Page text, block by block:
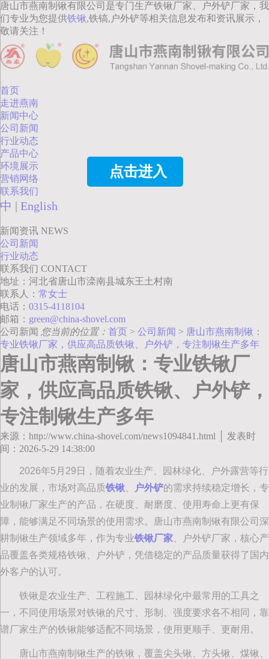
点击进入
唐山市燕南制锹有限公司是专门生产铁锹厂家、户外铲厂家，我
们专业为您提供铁锹,铁镐,户外铲等相关信息发布和资讯展示，
敬请关注！
首页
走进燕南
新闻中心
公司新闻
行业动态
产品中心
环境展示
营销网络
联系我们
中 | English
新闻资讯 NEWS
公司新闻
行业动态
联系我们 CONTACT
地址：河北省唐山市滦南县城东王土村南
联系人： 常女士
电话： 0315-4118104
邮箱： green@china-shovel.com
公司新闻 您当前的位置： 首页 > 公司新闻 > 唐山市燕南制锹：
专业铁锹厂家，供应高品质铁锹、户外铲，专注制锹生产多年
唐山市燕南制锹：专业铁锹厂
家，供应高品质铁锹、户外铲，
专注制锹生产多年
来源：http://www.china-shovel.com/news1094841.html │ 发表时
间：2026-5-29 14:38:00
2026年5月29日，随着农业生产、园林绿化、户外露营等行
业的发展，市场对高品质铁锹 户外铲的需求持续稳定增长，专
业制锹厂家生产的产品，在硬度、耐磨度、使用寿命上更有保
障，能够满足不同场景的使用需求。唐山市燕南制锹有限公司深
耕制锹生产领域多年，作为专业铁锹厂家 、户外铲厂家，核心产
品覆盖各类规格铁锹、户外铲，凭借稳定的产品质量获得了国内
外客户的认可。
铁锹是农业生产、工程施工、园林绿化中最常用的工具之
一，不同使用场景对铁锹的尺寸、形制、强度要求各不相同，靠
谱厂家生产的铁锹能够适配不同场景，使用更顺手、更耐用。
唐山市燕南制锹生产的铁锹，覆盖尖头锹、方头锹、煤锹、